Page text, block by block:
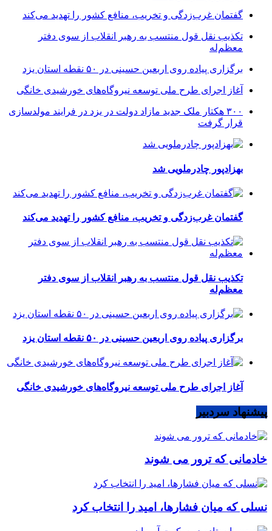
گفتمان غرب‌زدگی و تخریب، منافع کشور را تهدید می‌کند
تکذیب نقل قول منتسب به رهبر انقلاب از سوی دفتر
معظم‌له
برگزاری پیاده روی اربعین حسینی در ۵۰ نقطه استان یزد
آغاز اجرای طرح ملی توسعه نیروگاه‌های خورشیدی خانگی
۳۰۰ هکتار ملک جدید مازاد دولت در یزد در فرایند مولدسازی
قرار گرفت
بهزادپور چادرملویی شد
گفتمان غرب‌زدگی و تخریب، منافع کشور را تهدید می‌کند
تکذیب نقل قول منتسب به رهبر انقلاب از سوی دفتر
معظم‌له
برگزاری پیاده روی اربعین حسینی در ۵۰ نقطه استان یزد
آغاز اجرای طرح ملی توسعه نیروگاه‌های خورشیدی خانگی
پیشنهاد سردبیر
خادمانی که ترور می شوند
نسلی که میان فشارها، امید را انتخاب کرد